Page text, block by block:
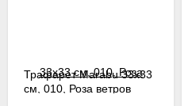
Трафарет Marabu 33х33
см, 010, Роза ветров